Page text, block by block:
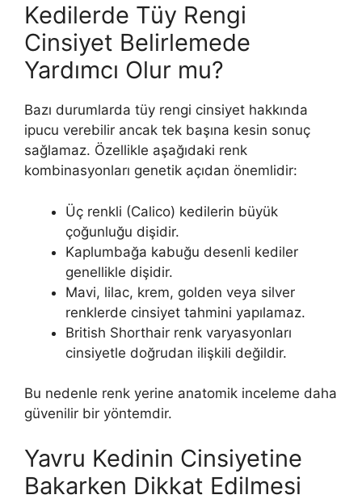
Kedilerde Tüy Rengi
Cinsiyet Belirlemede
Yardımcı Olur mu?
Bazı durumlarda tüy rengi cinsiyet hakkında
ipucu verebilir ancak tek başına kesin sonuç
sağlamaz. Özellikle aşağıdaki renk
kombinasyonları genetik açıdan önemlidir:
Üç renkli (Calico) kedilerin büyük
çoğunluğu dişidir.
Kaplumbağa kabuğu desenli kediler
genellikle dişidir.
Mavi, lilac, krem, golden veya silver
renklerde cinsiyet tahmini yapılamaz.
British Shorthair renk varyasyonları
cinsiyetle doğrudan ilişkili değildir.
Bu nedenle renk yerine anatomik inceleme daha
güvenilir bir yöntemdir.
Yavru Kedinin Cinsiyetine
Bakarken Dikkat Edilmesi